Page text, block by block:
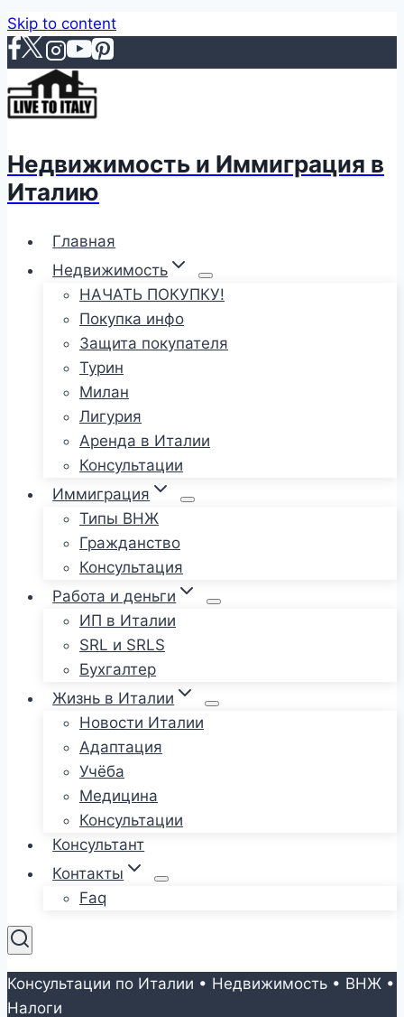
Skip to content
Недвижимость и Иммиграция в
Италию
Главная
Недвижимость
НАЧАТЬ ПОКУПКУ!
Покупка инфо
Защита покупателя
Турин
Милан
Лигурия
Аренда в Италии
Консультации
Иммиграция
Типы ВНЖ
Гражданство
Консультация
Работа и деньги
ИП в Италии
SRL и SRLS
Бухгалтер
Жизнь в Италии
Новости Италии
Адаптация
Учёба
Медицина
Консультации
Консультант
Контакты
Faq
Консультации по Италии • Недвижимость • ВНЖ •
Налоги